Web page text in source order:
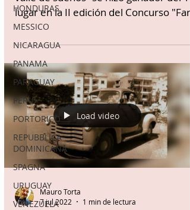
HONDURAS
MESSICO
NICARAGUA
PANAMA
PARAGUAY
PERU'
PORTORICO
REPUBBLICA
DOMINICANA
SPAGNA
URUGUAY
VENEZUELA
lugar en la II edición del Concurso "Fare
Cinema - El...
Load video
Mauro Torta
7 jul 2022
1 min de lectura